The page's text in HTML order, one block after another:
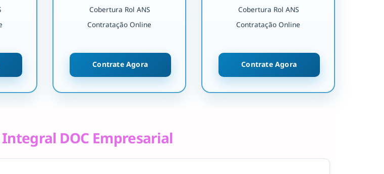
Cobertura Rol ANS
Contratação Online
Contrate Agora
Cobertura Rol ANS
Contratação Online
Contrate Agora
DOC Empresarial